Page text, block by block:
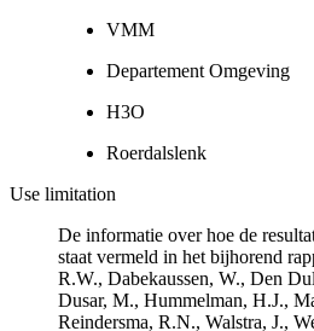
VMM
Departement Omgeving
H3O
Roerdalslenk
Use limitation
De informatie over hoe de
staat vermeld in het bijhorend
R.W., Dabekaussen, W., Den
Dusar, M., Hummelman, H.J.,
Reindersma, R.N., Walstra, J.,